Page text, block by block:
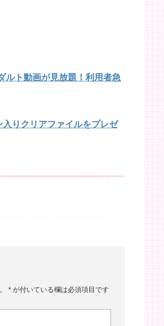
ルト動画が見放題！利用者急
入りクリアファイルをプレゼ
* が付いている欄は必須項目です